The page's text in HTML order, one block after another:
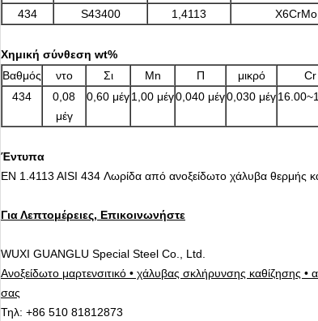
434
S43400 1,4113
Χημική σύνθεση wt%
Βαθμός
ντο Σι Mn Π μικρό Cr
434
0,08
μέγ
0,60 μέγ1,00 μέγ0,040 μέγ0,030 μέγ
Έντυπα
EN 1.4113 AISI 434 Λωρίδα από ανοξείδωτο χάλυβα θερμής
Για Λεπτομέρειες, Επικοινωνήστε
WUXI GUANGLU Special Steel Co., Ltd.
Ανοξείδωτο μαρτενσιτικό • χάλυβας σκλήρυνσης καθίζησης
σας
Τηλ: +86 510 81812873